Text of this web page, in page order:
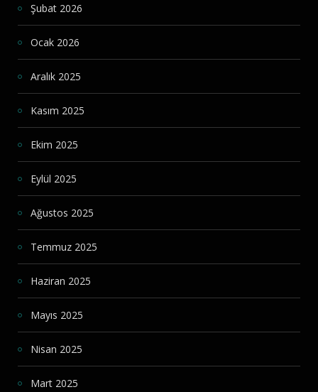
Şubat 2026
Ocak 2026
Aralık 2025
Kasım 2025
Ekim 2025
Eylül 2025
Ağustos 2025
Temmuz 2025
Haziran 2025
Mayıs 2025
Nisan 2025
Mart 2025